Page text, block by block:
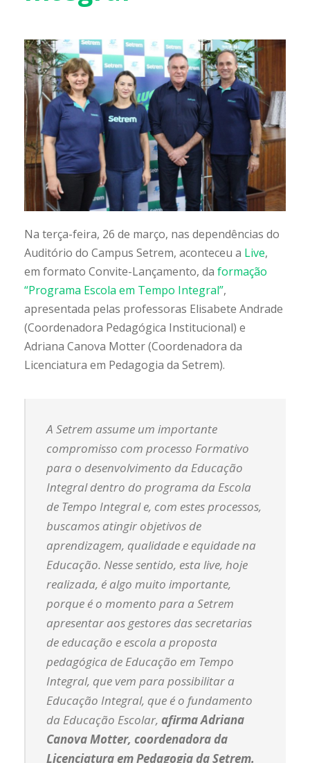
Na terça-feira, 26 de março, nas dependências do
Auditório do Campus Setrem, aconteceu a Live,
em formato Convite-Lançamento, da formação
“Programa Escola em Tempo Integral”,
apresentada pelas professoras Elisabete Andrade
(Coordenadora Pedagógica Institucional) e
Adriana Canova Motter (Coordenadora da
Licenciatura em Pedagogia da Setrem).
A Setrem assume um importante
compromisso com processo Formativo
para o desenvolvimento da Educação
Integral dentro do programa da Escola
de Tempo Integral e, com estes processos,
buscamos atingir objetivos de
aprendizagem, qualidade e equidade na
Educação. Nesse sentido, esta live, hoje
realizada, é algo muito importante,
porque é o momento para a Setrem
apresentar aos gestores das secretarias
de educação e escola a proposta
pedagógica de Educação em Tempo
Integral, que vem para possibilitar a
Educação Integral, que é o fundamento
da Educação Escolar, afirma Adriana
Canova Motter, coordenadora da
Licenciatura em Pedagogia da Setrem.